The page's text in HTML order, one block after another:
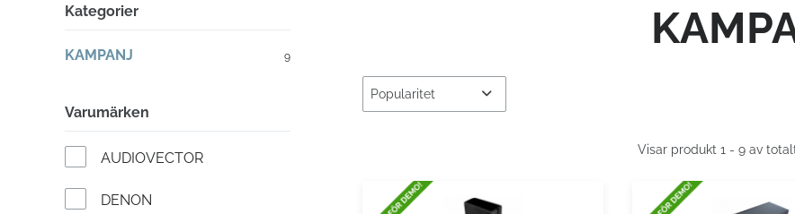
Kategorier
KAMPANJ 9
Varumärken
AUDIOVECTOR
DENON
Visar produkt 1 - 9 av